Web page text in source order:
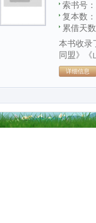
索书号：
复本数：
累借天
本书收录
同盟》《
详细信息